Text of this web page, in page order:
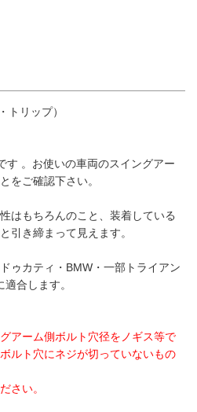
トリップ）
す 。お使いの車両のスイングアー
をご確認下さい。
はもちろんのこと、装着している
引き締まって見えます。
ゥカティ・BMW・一部トライアン
合します。
アーム側ボルト穴径をノギス等で
ルト穴にネジが切っていないもの
さい。